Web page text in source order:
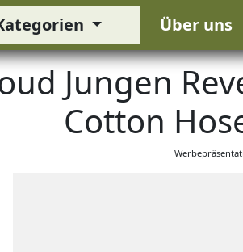
Über uns
Jungen
Cotton